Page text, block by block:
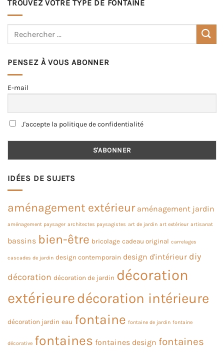
TROUVEZ VOTRE TYPE DE FONTAINE
PENSEZ À VOUS ABONNER
E-mail
J'accepte la politique de confidentialité
IDÉES DE SUJETS
aménagement extérieur aménagement jardin
aménagement paysager architectes paysagistes art de jardin art extérieur artisanat
bassins bien-être bricolage cadeau original carrelages
cascades de jardin design contemporain design d'intérieur diy
décoration décoration de jardin décoration
extérieuredécoration intérieure
décoration jardin eau fontaine fontaine de jardin fontaine
décorative fontaines fontaines design fontaines